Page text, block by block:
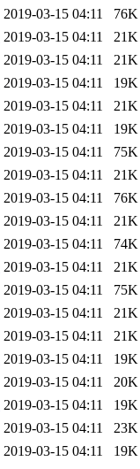
2019-03-15 04:11
76K
2019-03-15 04:11
21K
2019-03-15 04:11
21K
2019-03-15 04:11
19K
2019-03-15 04:11
21K
2019-03-15 04:11
19K
2019-03-15 04:11
75K
2019-03-15 04:11
21K
2019-03-15 04:11
76K
2019-03-15 04:11
21K
2019-03-15 04:11
74K
2019-03-15 04:11
21K
2019-03-15 04:11
75K
2019-03-15 04:11
21K
2019-03-15 04:11
21K
2019-03-15 04:11
19K
2019-03-15 04:11
20K
2019-03-15 04:11
19K
2019-03-15 04:11
23K
2019-03-15 04:11
19K